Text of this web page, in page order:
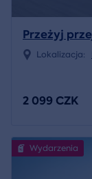
Przeżyj
Lokalizacja:
2 099 CZK
Wydarzenia